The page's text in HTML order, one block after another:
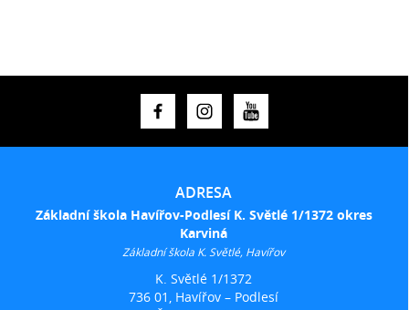
ADRESA
Základní škola Havířov-Podlesí K. Světlé 1/1372 okres
Karviná
Základní škola K. Světlé, Havířov
K. Světlé 1/1372
736 01, Havířov – Podlesí